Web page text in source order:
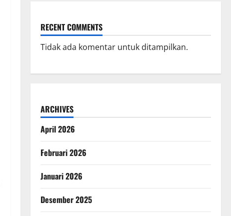
RECENT COMMENTS
Tidak ada komentar untuk ditampilkan.
ARCHIVES
April 2026
Februari 2026
Januari 2026
Desember 2025